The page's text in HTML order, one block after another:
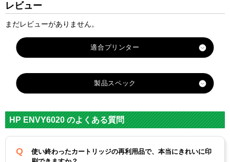
レビュー
まだレビューがありません。
製品スペック
メーカー
hp
対応
純正型番
HP ENVY6020 のよくある質問
使い終わったカートリッジの再利用品で、本当にきれいに印